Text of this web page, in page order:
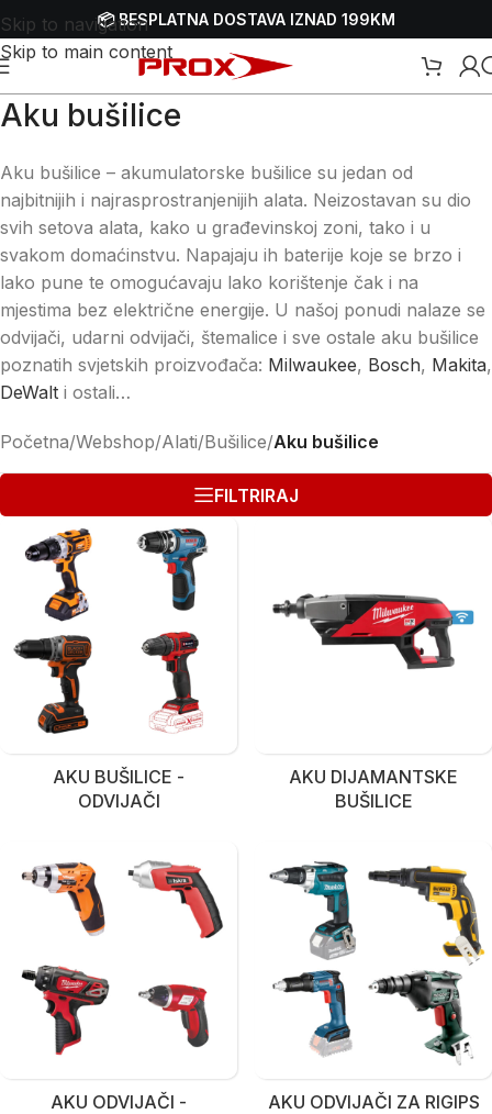
Skip to navigation
Skip to main content
📦 BESPLATNA DOSTAVA IZNAD 199KM
Aku bušilice
Aku bušilice – akumulatorske bušilice su jedan od
najbitnijih i najrasprostranjenijih alata. Neizostavan su dio
svih setova alata, kako u građevinskoj zoni, tako i u
svakom domaćinstvu. Napajaju ih baterije koje se brzo i
lako pune te omogućavaju lako korištenje čak i na
mjestima bez električne energije. U našoj ponudi nalaze se
odvijači, udarni odvijači, štemalice i sve ostale aku bušilice
poznatih svjetskih proizvođača: Milwaukee, Bosch, Makita,
DeWalt i ostali…
Početna/Webshop/Alati/Bušilice/Aku bušilice
FILTRIRAJ
AKU BUŠILICE -
ODVIJAČI
AKU DIJAMANTSKE
BUŠILICE
AKU ODVIJAČI -
AKU ODVIJAČI ZA RIGIPS